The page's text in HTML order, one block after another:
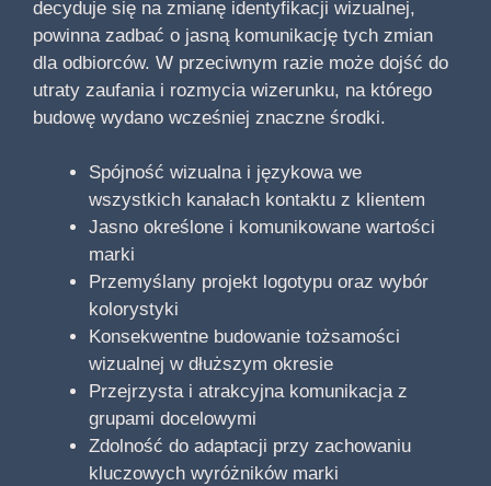
decyduje się na zmianę identyfikacji wizualnej,
powinna zadbać o jasną komunikację tych zmian
dla odbiorców. W przeciwnym razie może dojść do
utraty zaufania i rozmycia wizerunku, na którego
budowę wydano wcześniej znaczne środki.
Spójność wizualna i językowa we
wszystkich kanałach kontaktu z klientem
Jasno określone i komunikowane wartości
marki
Przemyślany projekt logotypu oraz wybór
kolorystyki
Konsekwentne budowanie tożsamości
wizualnej w dłuższym okresie
Przejrzysta i atrakcyjna komunikacja z
grupami docelowymi
Zdolność do adaptacji przy zachowaniu
kluczowych wyróżników marki